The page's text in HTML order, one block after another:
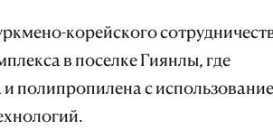
корейского
в поселке Гиянлы, где
полипропилена с